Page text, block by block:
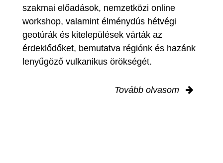
szakmai előadások, nemzetközi online
workshop, valamint élménydús hétvégi
geotúrák és kitelepülések várták az
érdeklődőket, bemutatva régiónk és hazánk
lenyűgöző vulkanikus örökségét.
Tovább olvasom